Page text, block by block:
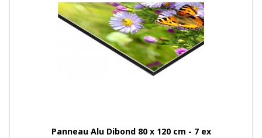
Panneau Alu Dibond 80 x 120 cm - 7 ex